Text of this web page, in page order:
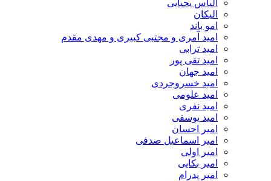
الیاس یحیایی
الیکان
امو باند
امید آمری و مجتبی کبیری و مهدى مقدم
امید ترابی
امید تقی پور
امید جهان
امید خسروجردی
امید علومی
امید نفری
امید یوسفی
امیر احسان
امیر اسماعیل صدفی
امیر اولی
امیر بکایی
امیر پدرام